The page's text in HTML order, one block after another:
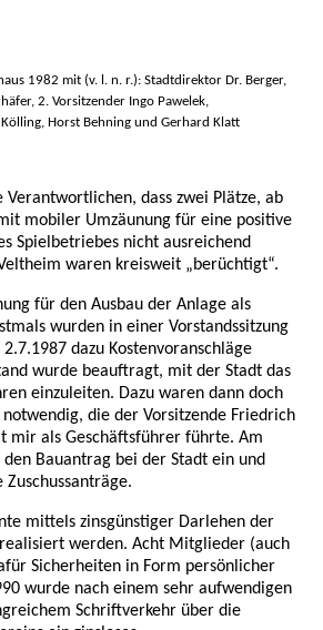
1982 mit (v. l. n. r.): Stadtdirektor Dr. Berger,
2. Vorsitzender Ingo Pawelek,
Horst Behning und Gerhard Klatt
Verantwortlichen, dass zwei Plätze, ab
mobiler Umzäunung für eine positive
Spielbetriebes nicht ausreichend
waren kreisweit „berüchtigt“.
für den Ausbau der Anlage als
wurden in einer Vorstandssitzung
dazu Kostenvoranschläge
wurde beauftragt, mit der Stadt das
einzuleiten. Dazu waren dann doch
die der Vorsitzende Friedrich
mir als Geschäftsführer führte. Am
Bauantrag bei der Stadt ein und
mittels zinsgünstiger Darlehen der
realisiert werden. Acht Mitglieder (auch
Sicherheiten in Form persönlicher
wurde nach einem sehr aufwendigen
Schriftverkehr über die